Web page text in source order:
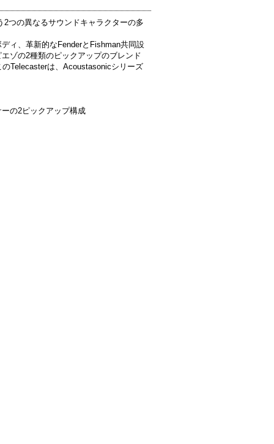
つの異なるサウンドキャラクターの多
ィ、革新的なFenderとFishman共同設
ゾの2種類のピックアップのブレンド
Telecasterは、Acoustasonicシリーズ
の2ピックアップ構成